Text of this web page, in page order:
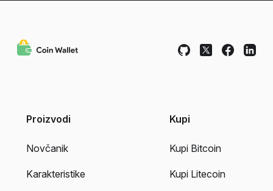
Proizvodi
Novčanik
Karakteristike
Kupi
Kupi Bitcoin
Kupi Litecoin